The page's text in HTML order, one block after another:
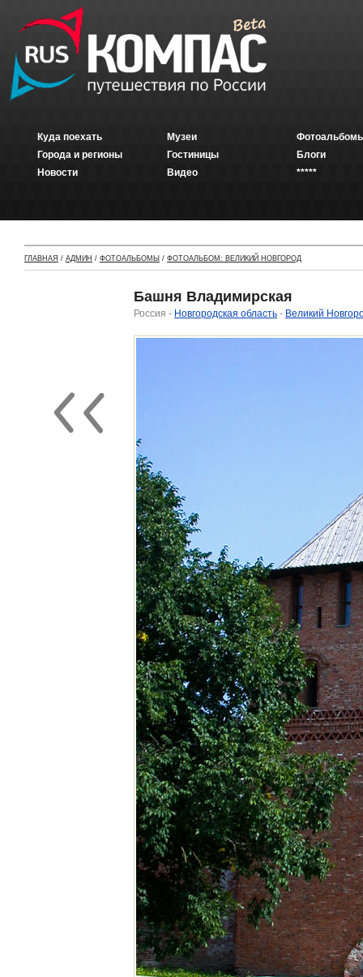
Куда поехать
Города и регионы
Новости
Музеи
Гостиницы
Видео
Блоги
*****
ГЛАВНАЯ / АДМИН / ФОТОАЛЬБОМЫ / ФОТОАЛЬБОМ: ВЕЛИКИЙ НОВГОРОД
Башня Владимирская
Россия - Новгородская область - Великий